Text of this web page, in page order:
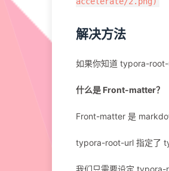
解决方法
如果你知道 typora-
什么是 Front-matter？
Front-matter 是
typora-root-url 指定了
我们只需要设定